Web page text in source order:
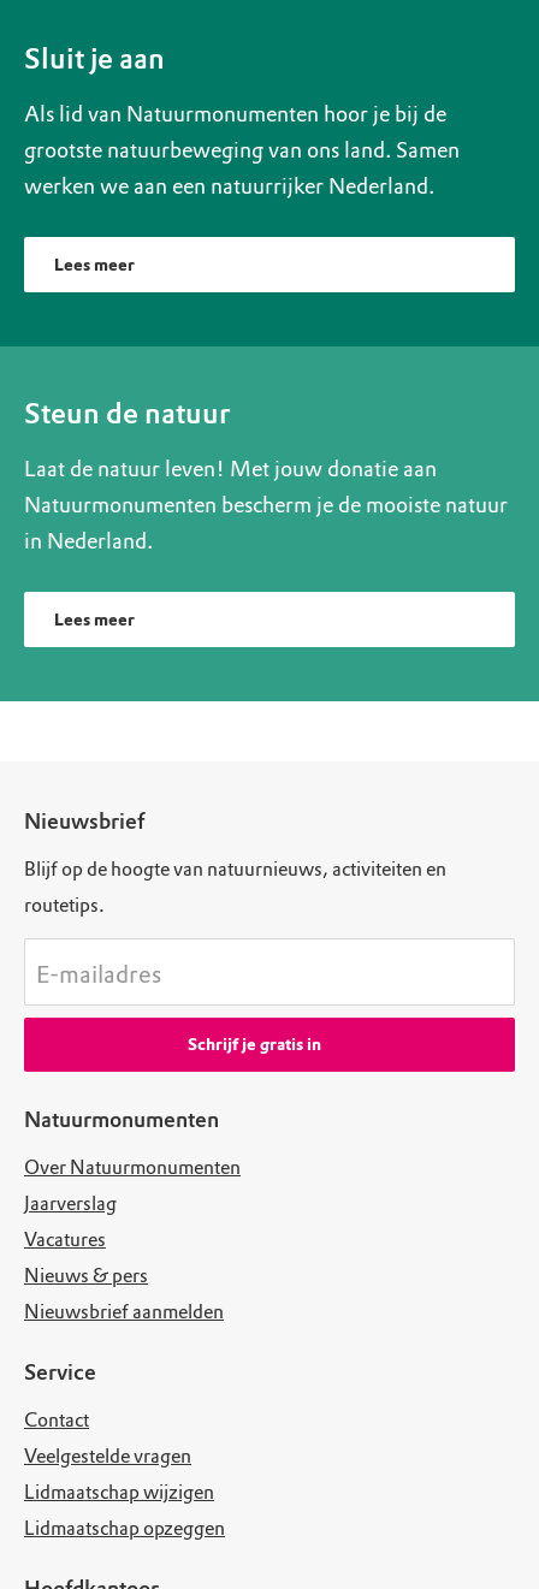
Sluit je aan
Als lid van Natuurmonumenten hoor je bij de
grootste natuurbeweging van ons land. Samen
werken we aan een natuurrijker Nederland.
Lees meer
Steun de natuur
Laat de natuur leven! Met jouw donatie aan
Natuurmonumenten bescherm je de mooiste natuur
in Nederland.
Lees meer
Natuurmonumenten
Over Natuurmonumenten
Jaarverslag
Vacatures
Nieuws & pers
Nieuwsbrief aanmelden
Service
Contact
Veelgestelde vragen
Lidmaatschap wijzigen
Lidmaatschap opzeggen
Nieuwsbrief
Blijf op de hoogte van natuurnieuws, activiteiten en
routetips.
E-mailadres
Schrijf je gratis in